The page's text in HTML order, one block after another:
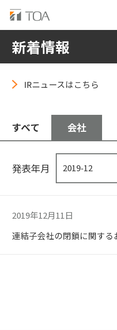
新着情報
IRニュースはこちら
すべて 会社
発表年月
2019年12月11日
連結子会社の閉鎖に関する